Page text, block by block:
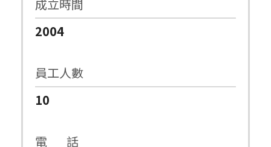
成立時間
2004
員工人數
10
電 話